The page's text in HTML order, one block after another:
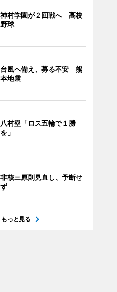
神村学園が２回戦へ 高校
野球
台風へ備え、募る不安 熊
本地震
八村塁「ロス五輪で１勝
を」
非核三原則見直し、予断せ
ず
もっと見る